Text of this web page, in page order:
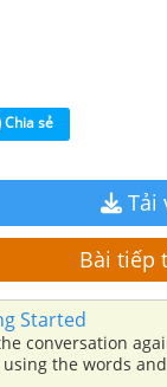
Chia sẻ
Tải
Bài tiếp
Started
words and phrases